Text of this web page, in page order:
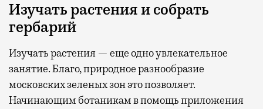
Изучать растения и собрать
гербарий
Изучать растения — еще одно увлекательное
занятие. Благо, природное разнообразие
московских зеленых зон это позволяет.
Начинающим ботаникам в помощь приложения